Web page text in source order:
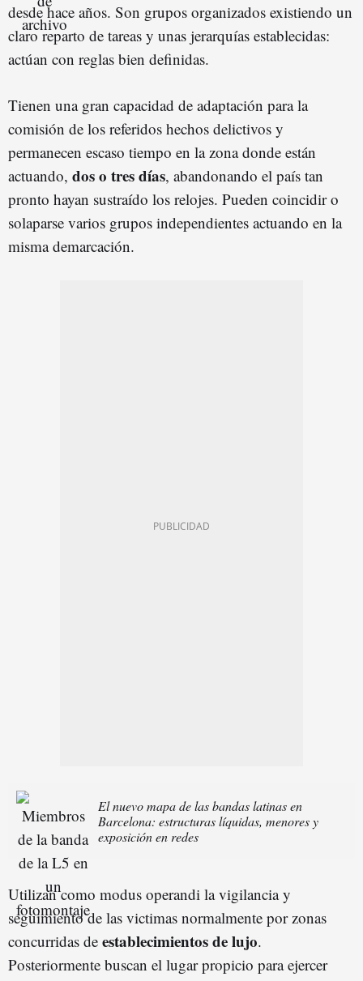
desde hace años. Son grupos organizados existiendo un
claro reparto de tareas y unas jerarquías establecidas:
actúan con reglas bien definidas.
Tienen una gran capacidad de adaptación para la
comisión de los referidos hechos delictivos y
permanecen escaso tiempo en la zona donde están
actuando, dos o tres días, abandonando el país tan
pronto hayan sustraído los relojes. Pueden coincidir o
solaparse varios grupos independientes actuando en la
misma demarcación.
El nuevo mapa de las bandas latinas en
Barcelona: estructuras líquidas, menores y
exposición en redes
Utilizan como modus operandi la vigilancia y
seguimiento de las victimas normalmente por zonas
concurridas de establecimientos de lujo.
Posteriormente buscan el lugar propicio para ejercer